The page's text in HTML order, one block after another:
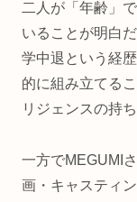
二人が「年齢」で
いることが明白
学中退という経
的に組み立てる
リジェンスの持ち
一方でMEGUMI
画・キャスティ